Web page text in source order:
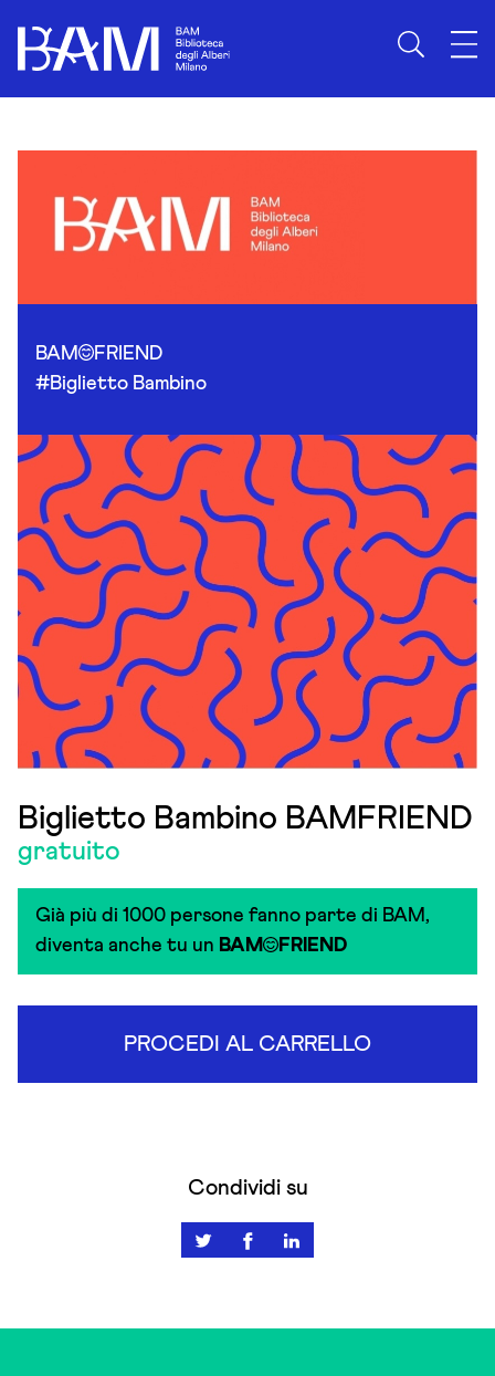
BAM
FRIEND
#Biglietto Bambino
Biglietto Bambino BAMFRIEND
gratuito
Già più di 1000 persone fanno parte di BAM,
diventa anche tu un BAM FRIEND
PROCEDI AL CARRELLO
Condividi su